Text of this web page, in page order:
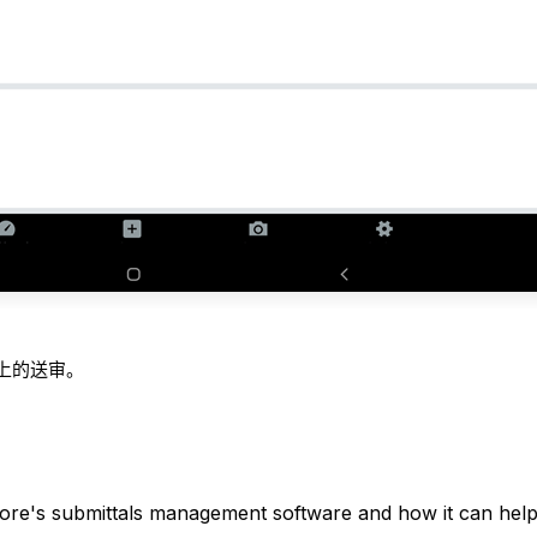
送审。
submittals management software and how it can